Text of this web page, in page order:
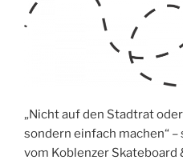
„Nicht auf den Stadtrat
sondern einfach machen“
vom Koblenzer Skateboard